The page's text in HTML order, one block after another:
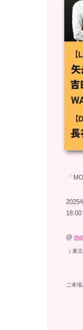
「
2025
@
（ 東
ご来